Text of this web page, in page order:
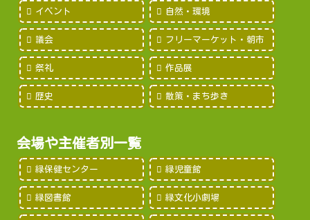
イベント 自然・環境
議会 フリーマーケット・朝市
祭礼 作品展
歴史 散策・まち歩き
会場や主催者別一覧
緑保健センター 緑児童館
緑図書館 緑文化小劇場